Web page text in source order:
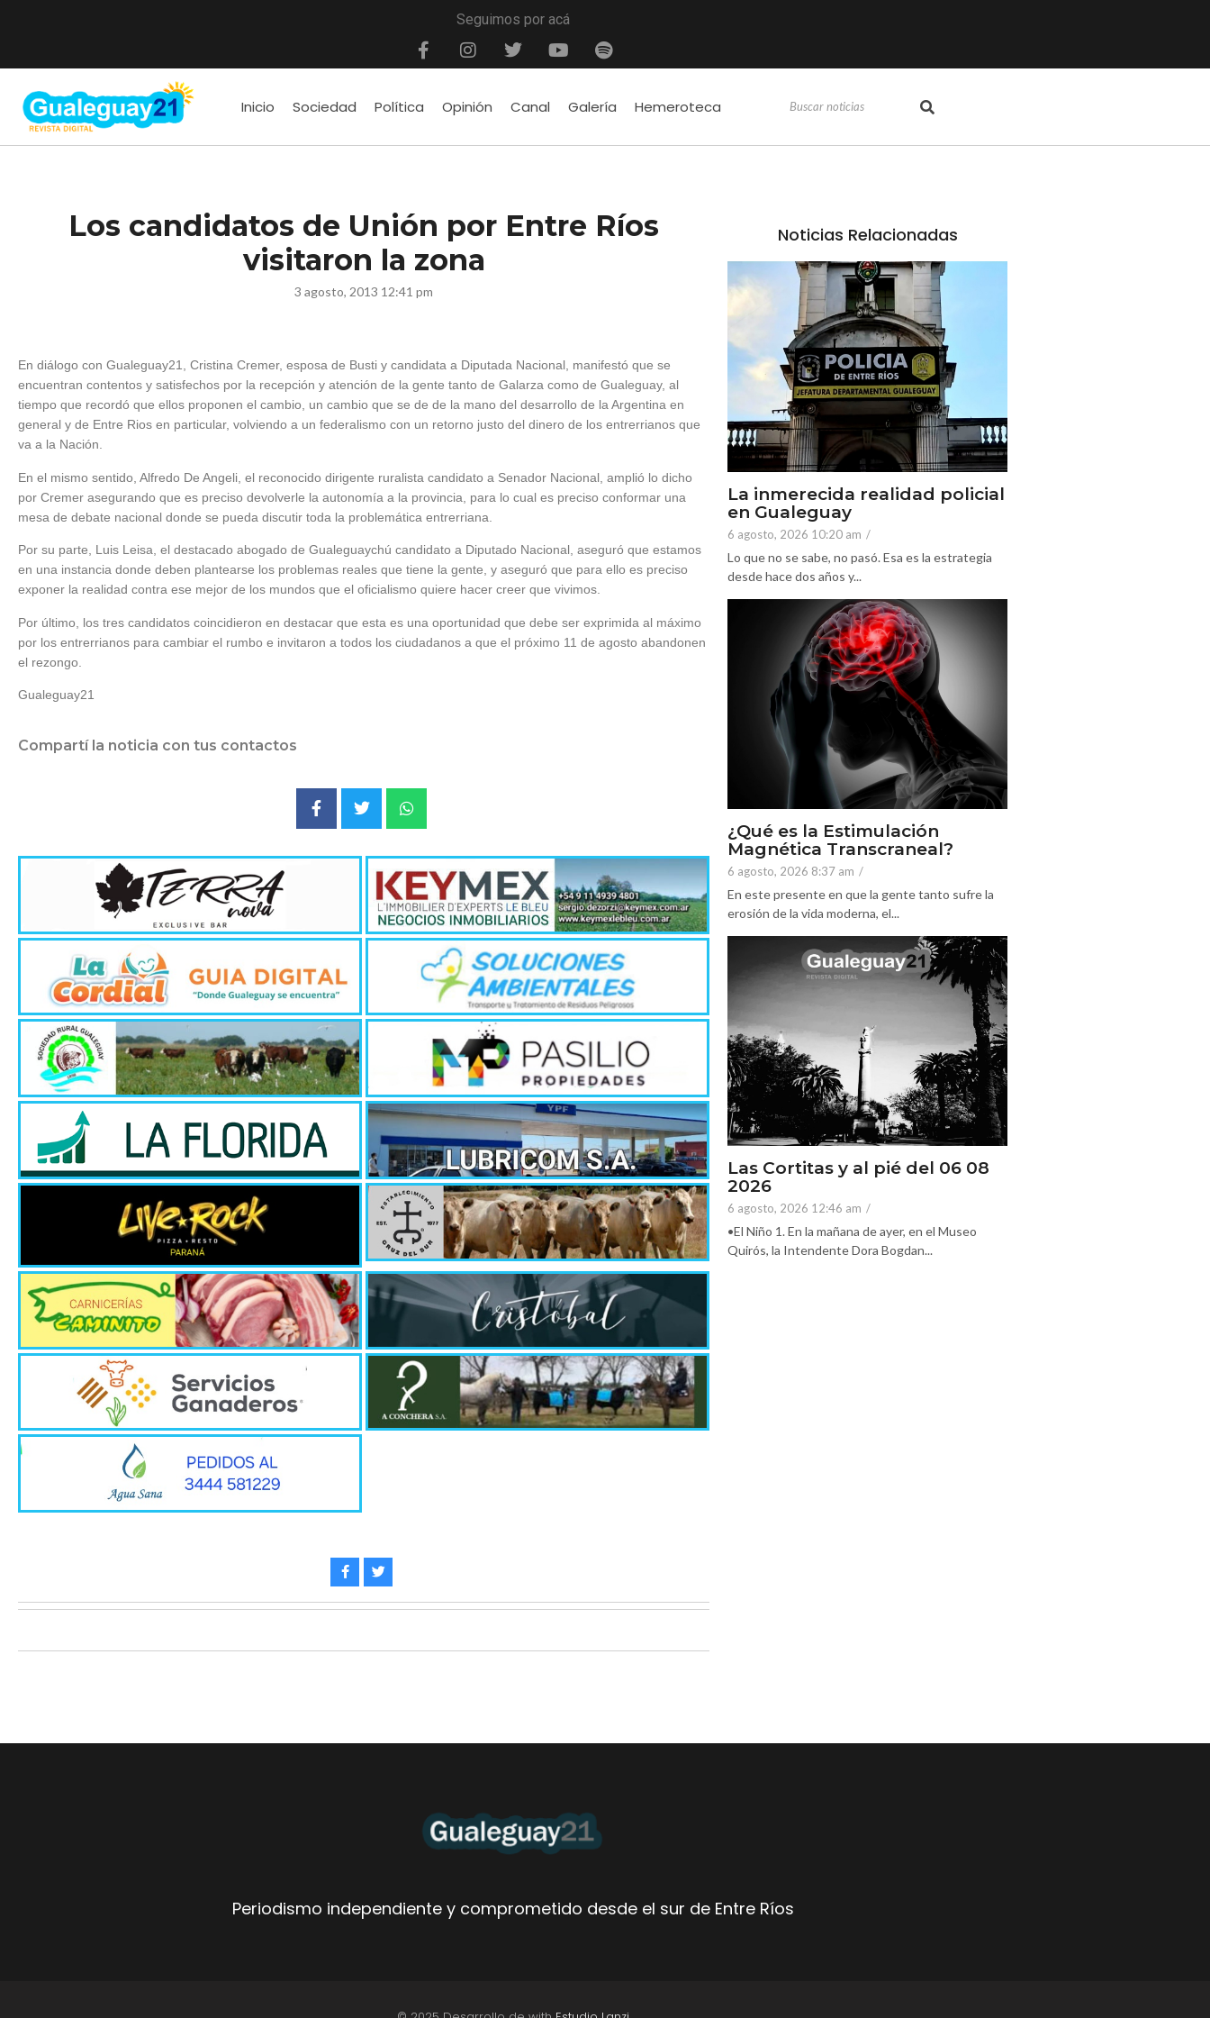
Seguimos por acá
Inicio Sociedad Política Opinión Canal Galería Hemeroteca
Los candidatos de Unión por Entre Ríos
visitaron la zona
3 agosto, 2013 12:41 pm
En diálogo con Gualeguay21, Cristina Cremer, esposa de Busti y candidata a Diputada Nacional, manifestó que se
encuentran contentos y satisfechos por la recepción y atención de la gente tanto de Galarza como de Gualeguay, al
tiempo que recordó que ellos proponen el cambio, un cambio que se de de la mano del desarrollo de la Argentina en
general y de Entre Rios en particular, volviendo a un federalismo con un retorno justo del dinero de los entrerrianos que
va a la Nación.
En el mismo sentido, Alfredo De Angeli, el reconocido dirigente ruralista candidato a Senador Nacional, amplió lo dicho
por Cremer asegurando que es preciso devolverle la autonomía a la provincia, para lo cual es preciso conformar una
mesa de debate nacional donde se pueda discutir toda la problemática entrerriana.
Por su parte, Luis Leisa, el destacado abogado de Gualeguaychú candidato a Diputado Nacional, aseguró que estamos
en una instancia donde deben plantearse los problemas reales que tiene la gente, y aseguró que para ello es preciso
exponer la realidad contra ese mejor de los mundos que el oficialismo quiere hacer creer que vivimos.
Por último, los tres candidatos coincidieron en destacar que esta es una oportunidad que debe ser exprimida al máximo
por los entrerrianos para cambiar el rumbo e invitaron a todos los ciudadanos a que el próximo 11 de agosto abandonen
el rezongo.
Gualeguay21
Compartí la noticia con tus contactos
Noticias Relacionadas
La inmerecida realidad policial
en Gualeguay
6 agosto, 2026 10:20 am /
Lo que no se sabe, no pasó. Esa es la estrategia
desde hace dos años y...
¿Qué es la Estimulación
Magnética Transcraneal?
6 agosto, 2026 8:37 am /
En este presente en que la gente tanto sufre la
erosión de la vida moderna, el...
Las Cortitas y al pié del 06 08
2026
6 agosto, 2026 12:46 am /
•El Niño 1. En la mañana de ayer, en el Museo
Quirós, la Intendente Dora Bogdan...
Periodismo independiente y comprometido desde el sur de Entre Ríos